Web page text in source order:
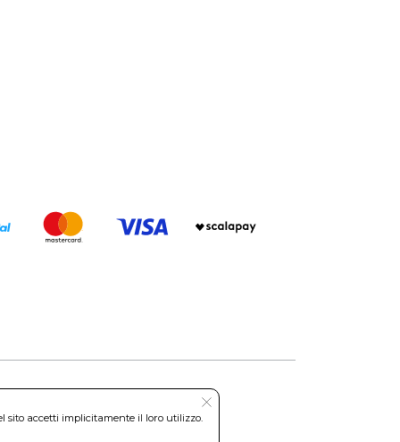
REA: RM-535144
sito accetti implicitamente il loro utilizzo.